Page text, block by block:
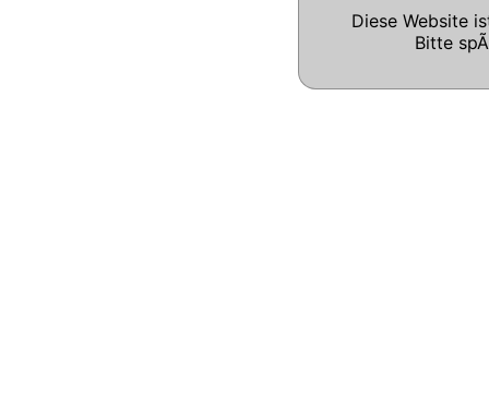
Diese Website
Bitte